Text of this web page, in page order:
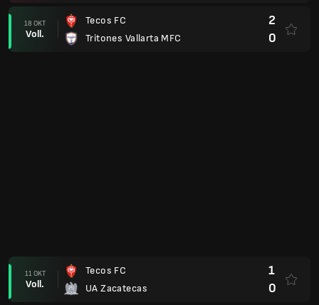
18 OKT
Voll.
Tecos FC
Tritones Vallarta MFC
2
0
11 OKT
Voll.
Tecos FC
UA Zacatecas
1
0